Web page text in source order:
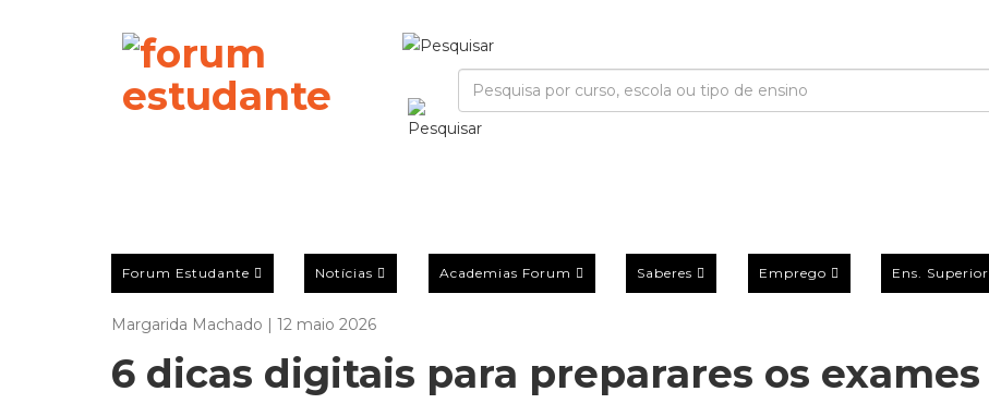
Forum Estudante Notícias Academias Forum Saberes Emprego Ens. Superior
Margarida Machado | 12 maio 2026
6 dicas digitais para preparares os exames